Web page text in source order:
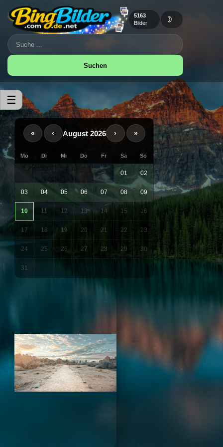
☰
5163
Bilder
🌙
Suchen
« ‹ August 2026 › »
Mo Di Mi Do Fr Sa So
01 02
03 04 05 06 07 08 09
10 11 12 13 14 15 16
17 18 19 20 21 22 23
24 25 26 27 28 29 30
31